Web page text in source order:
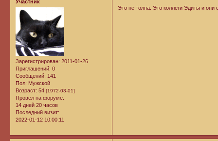
Участник
Зарегистрирован: 2011-01-26
Приглашений: 0
Сообщений: 141
Пол: Мужской
Возраст: 54 [1972-03-01]
Провел на форуме:
14 дней 20 часов
Последний визит:
2022-01-12 10:00:11
Это не толпа. Это коллеги Эдиты и